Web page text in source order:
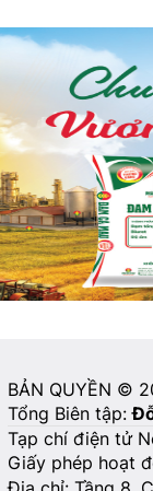
BẢN QUYỀN ©
Tổng Biên tập:
Tạp chí điện tử
Giấy phép hoạt